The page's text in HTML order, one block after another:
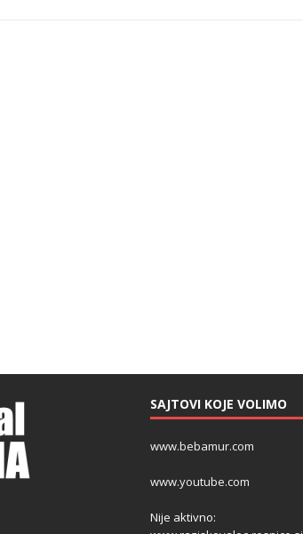
SAJTOVI KOJE VOLIMO
www.bebamur.com
www.youtube.com
Nije aktivno: